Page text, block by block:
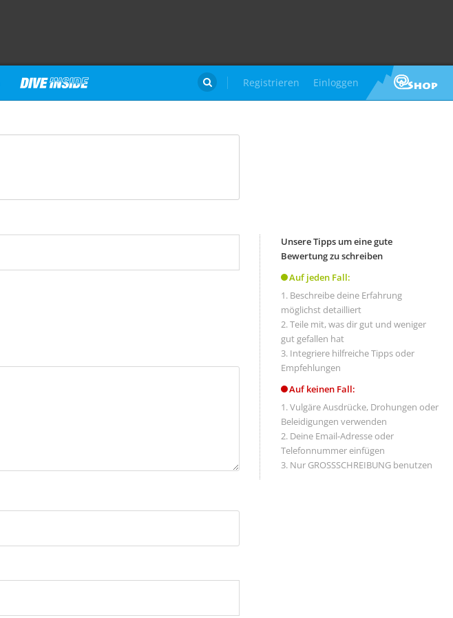
Registrieren Einloggen

Unsere Tipps um eine gute
Bewertung zu schreiben
Auf jeden Fall:
Beschreibe deine Erfahrung
möglichst detailliert
Teile mit, was dir gut und weniger
gut gefallen hat
Integriere hilfreiche Tipps oder
Empfehlungen
Auf keinen Fall:
Vulgäre Ausdrücke, Drohungen oder
Beleidigungen verwenden
Deine Email-Adresse oder
Telefonnummer einfügen
Nur GROSSSCHREIBUNG benutzen